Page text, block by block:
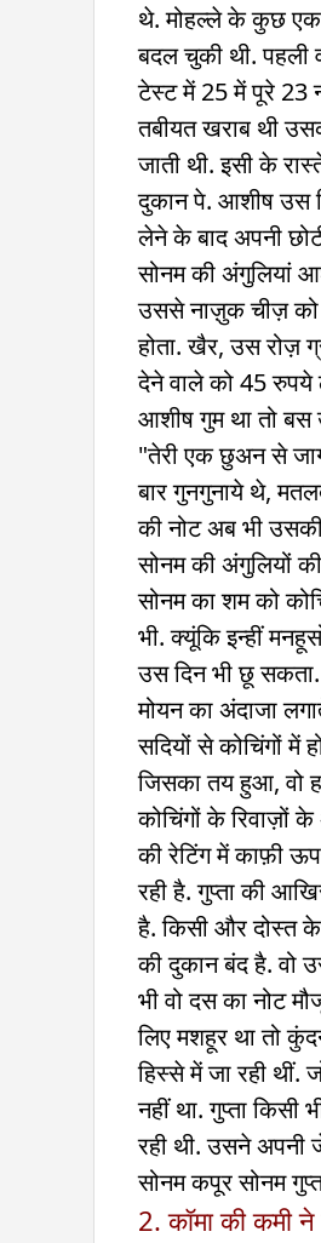
थे. मोहल्ले के कुछ
बदल चुकी थी.
टेस्ट में 25 में पूरे 23
तबीयत खराब थी
जाती थी. इसी के
दुकान पे. आशीष उस
लेने के बाद अपनी
सोनम की अंगुलियां
उससे नाज़ुक चीज़ को
होता. खैर, उस रोज़
देने वाले को 45 रुपये
आशीष गुम था तो बस
"तेरी एक छुअन से
बार गुनगुनाये थे,
की नोट अब भी
सोनम की अंगुलियों
सोनम का शम को
भी. क्यूंकि इन्हीं
उस दिन भी छू
मोयन का अंदाजा
सदियों से कोचिंगों
जिसका तय हुआ, वो
कोचिंगों के रिवाज़ों
की रेटिंग में काफ़ी
रही है. गुप्ता की
है. किसी और दोस्त के
की दुकान बंद है. वो
भी वो दस का नोट
लिए मशहूर था तो
हिस्से में जा रही थीं.
नहीं था. गुप्ता
रही थी. उसने अपनी
सोनम कपूर सोनम
2. कॉमा की कमी